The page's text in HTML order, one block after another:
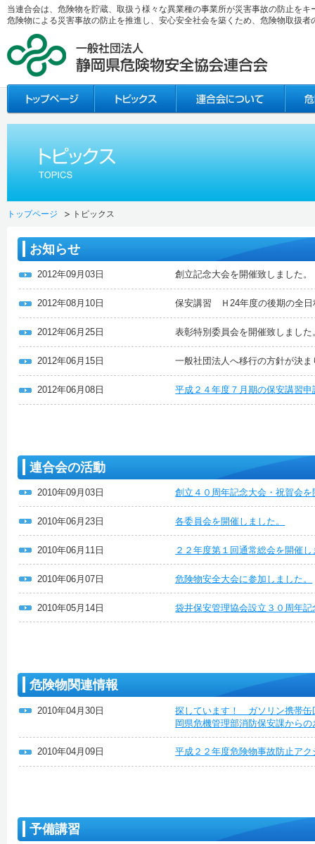
当連合会は、危険物を貯蔵、取扱う様々な異業種の事業所が災害事故の防止を
危険物による災害事故の防止を推進し、安心安全社会を築くため、危険物取扱
トップページ トピックス
お知らせ
2012年09月03日 創立記念大会を開催致しました。
2012年08月10日 保安講習 Ｈ24年度の後期の全日
2012年06月25日 表彰特別委員会を開催致しました
2012年06月15日 一般社団法人へ移行の方針が決ま
2012年06月08日 平成２４年度７月期の保安講習
連合会の活動
2010年09月03日 創立４０周年記念大会・祝賀会
2010年06月23日 各委員会を開催しました。
2010年06月11日 ２２年度第１回通常総会を開催
2010年06月07日 危険物安全大会に参加しました。
2010年05月14日 袋井保安管理協会設立３０周年
危険物関連情報
2010年04月30日
探しています！ ガソリン携帯缶
岡県危機管理部消防保安課から
2010年04月09日 平成２２年度危険物事故防止ア
予備講習